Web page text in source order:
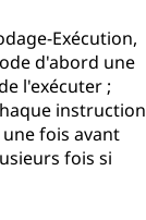
Exécution,
d'abord une
l'exécuter ;
instruction
fois avant
fois si